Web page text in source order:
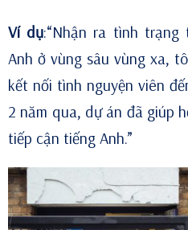
Ví dụ:“Nhận ra tình
Anh ở vùng sâu vùng xa,
kết nối tình nguyện viên
2 năm qua, dự án đã giúp
tiếp cận tiếng Anh.”